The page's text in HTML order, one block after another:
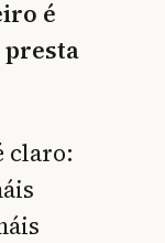
é
claro: